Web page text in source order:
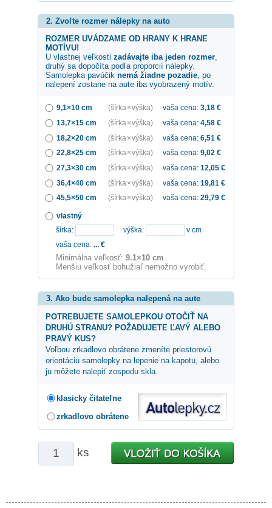
2. Zvoľte rozmer nálepky na auto
ROZMER UVÁDZAME OD HRANY K HRANE
MOTÍVU!
U vlastnej veľkosti zadávajte iba jeden rozmer,
druhý sa dopočíta podľa proporcií nálepky.
Samolepka pavúčik nemá žiadne pozadie, po
nalepení zostane na aute iba vyobrazený motív.
9,1×10 cm (šírka × výška) vaša cena: 3,18 €
13,7×15 cm
(šírka × výška) vaša cena: 4,58 €
18,2×20 cm
(šírka × výška) vaša cena: 6,51 €
22,8×25 cm
(šírka × výška) vaša cena: 9,02 €
27,3×30 cm
(šírka × výška) vaša cena: 12,05 €
36,4×40 cm
(šírka × výška) vaša cena: 19,81 €
45,5×50 cm
(šírka × výška) vaša cena: 29,79 €
vlastný
šírka:
výška:
v cm
vaša cena: ... €
Minimálna veľkosť: 9.1×10 cm
Menšiu veľkosť bohužiaľ nemožno vyrobiť.
3. Ako bude samolepka nalepená na aute
POTREBUJETE SAMOLEPKOU OTOČIŤ NA
DRUHÚ STRANU? POŽADUJETE ĽAVÝ ALEBO
PRAVÝ KUS?
Voľbou zrkadlovo obrátene zmeníte priestorovú
orientáciu samolepky na lepenie na kapotu, alebo
ju môžete nalepiť zospodu skla.
klasicky čitateľne
zrkadlovo obrátene
ks